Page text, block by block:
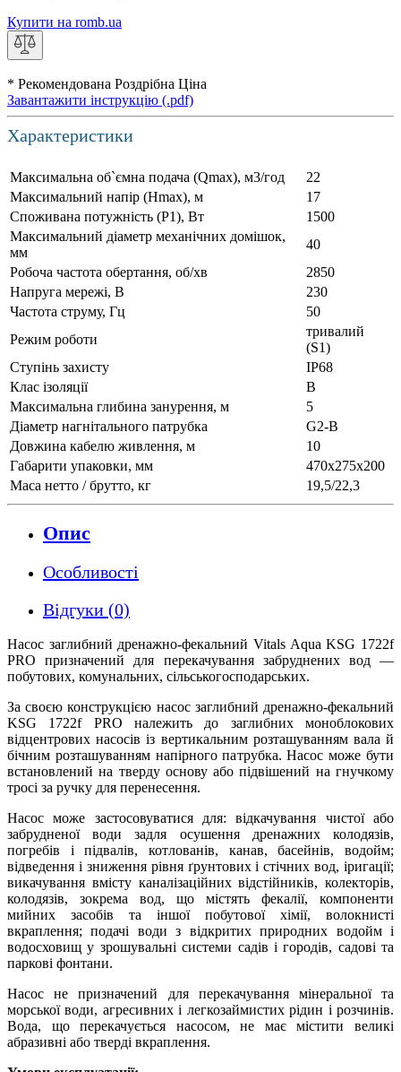
Купити на romb.ua
* Рекомендована Роздрібна Ціна
Завантажити інструкцію (.pdf)
Характеристики
Максимальна об`ємна подача (Qmax), м3/год
22
Максимальний напір (Нmax), м
17
Споживана потужність (Р1), Вт
1500
Максимальний діаметр механічних домішок,
мм
40
Робоча частота обертання, об/хв
2850
Напруга мережі, В
230
Частота струму, Гц
50
Режим роботи
тривалий
(S1)
Ступінь захисту
IP68
Клас ізоляції
В
Максимальна глибина занурення, м
5
Діаметр нагнітального патрубка
G2-B
Довжина кабелю живлення, м
10
Габарити упаковки, мм
470х275х200
Маса нетто / брутто, кг
19,5/22,3
Опис
Особливості
Відгуки (0)
Насос заглибний дренажно-фекальний Vitals Aqua KSG 1722f
PRO призначений для перекачування забруднених вод —
побутових, комунальних, сільськогосподарських.
За своєю конструкцією насос заглибний дренажно-фекальний
KSG 1722f PRO належить до заглибних моноблокових
відцентрових насосів із вертикальним розташуванням вала й
бічним розташуванням напірного патрубка. Насос може бути
встановлений на тверду основу або підвішений на гнучкому
тросі за ручку для перенесення.
Насос може застосовуватися для: відкачування чистої або
забрудненої води задля осушення дренажних колодязів,
погребів і підвалів, котлованів, канав, басейнів, водойм;
відведення і зниження рівня ґрунтових і стічних вод, іригації;
викачування вмісту каналізаційних відстійників, колекторів,
колодязів, зокрема вод, що містять фекалії, компоненти
мийних засобів та іншої побутової хімії, волокнисті
вкраплення; подачі води з відкритих природних водойм і
водосховищ у зрошувальні системи садів і городів, садові та
паркові фонтани.
Насос не призначений для перекачування мінеральної та
морської води, агресивних і легкозаймистих рідин і розчинів.
Вода, що перекачується насосом, не має містити великі
абразивні або тверді вкраплення.